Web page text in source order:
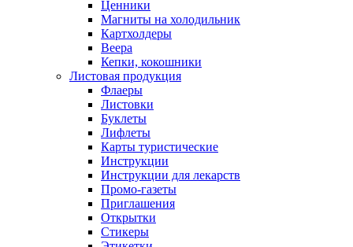
Ценники
Магниты на холодильник
Картхолдеры
Веера
Кепки, кокошники
Листовая продукция
Флаеры
Листовки
Буклеты
Лифлеты
Карты туристические
Инструкции
Инструкции для лекарств
Промо-газеты
Приглашения
Открытки
Стикеры